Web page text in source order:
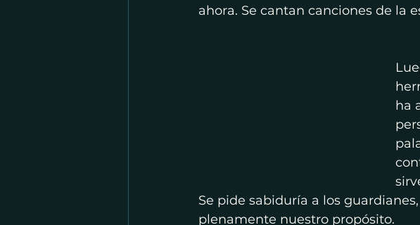
ahora. Se cantan canciones de la
ha
Se pide sabiduría a los
plenamente nuestro propósito.